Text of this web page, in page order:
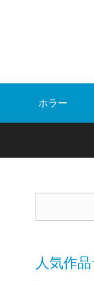
ホラー
人気作